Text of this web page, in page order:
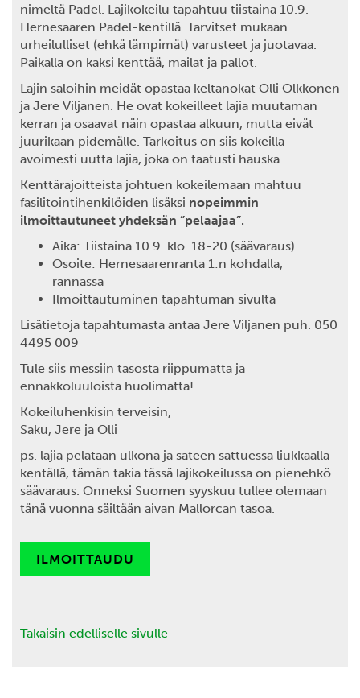
nimeltä Padel. Lajikokeilu tapahtuu tiistaina 10.9.
Hernesaaren Padel-kentillä. Tarvitset mukaan
urheilulliset (ehkä lämpimät) varusteet ja juotavaa.
Paikalla on kaksi kenttää, mailat ja pallot.
Lajin saloihin meidät opastaa keltanokat Olli Olkkonen
ja Jere Viljanen. He ovat kokeilleet lajia muutaman
kerran ja osaavat näin opastaa alkuun, mutta eivät
juurikaan pidemälle. Tarkoitus on siis kokeilla
avoimesti uutta lajia, joka on taatusti hauska.
Kenttärajoitteista johtuen kokeilemaan mahtuu
fasilitointihenkilöiden lisäksi nopeimmin
ilmoittautuneet yhdeksän ”pelaajaa”.
Aika: Tiistaina 10.9. klo. 18-20 (säävaraus)
Osoite: Hernesaarenranta 1:n kohdalla,
rannassa
Ilmoittautuminen tapahtuman sivulta
Lisätietoja tapahtumasta antaa Jere Viljanen puh. 050
4495 009
Tule siis messiin tasosta riippumatta ja
ennakkoluuloista huolimatta!
Kokeiluhenkisin terveisin,
Saku, Jere ja Olli
ps. lajia pelataan ulkona ja sateen sattuessa liukkaalla
kentällä, tämän takia tässä lajikokeilussa on pienehkö
säävaraus. Onneksi Suomen syyskuu tullee olemaan
tänä vuonna säiltään aivan Mallorcan tasoa.
ILMOITTAUDU
Takaisin edelliselle sivulle